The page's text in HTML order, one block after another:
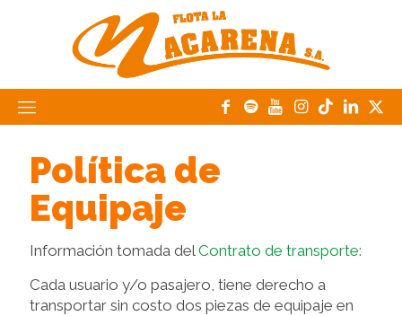
Política de
Equipaje
Información tomada delContrato de transporte:
Cada usuario y/o pasajero, tiene derecho a
transportar sin costo dos piezas de equipaje en